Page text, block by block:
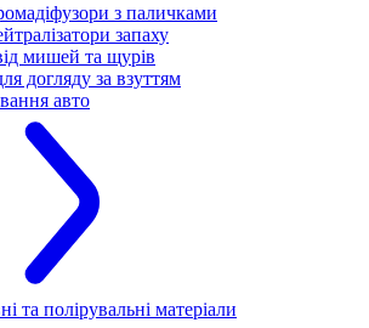
з паличками
запаху
мишей та щурів
догляду за взуттям
авто
та полірувальні матеріали